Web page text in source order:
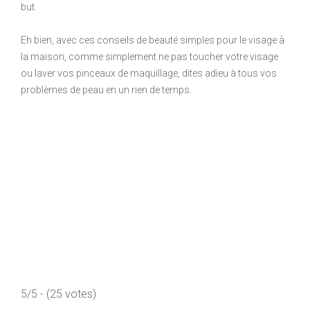
but.
Eh bien, avec ces conseils de beauté simples pour le visage à
la maison, comme simplement ne pas toucher votre visage
ou laver vos pinceaux de maquillage, dites adieu à tous vos
problèmes de peau en un rien de temps.
5/5 - (25 votes)